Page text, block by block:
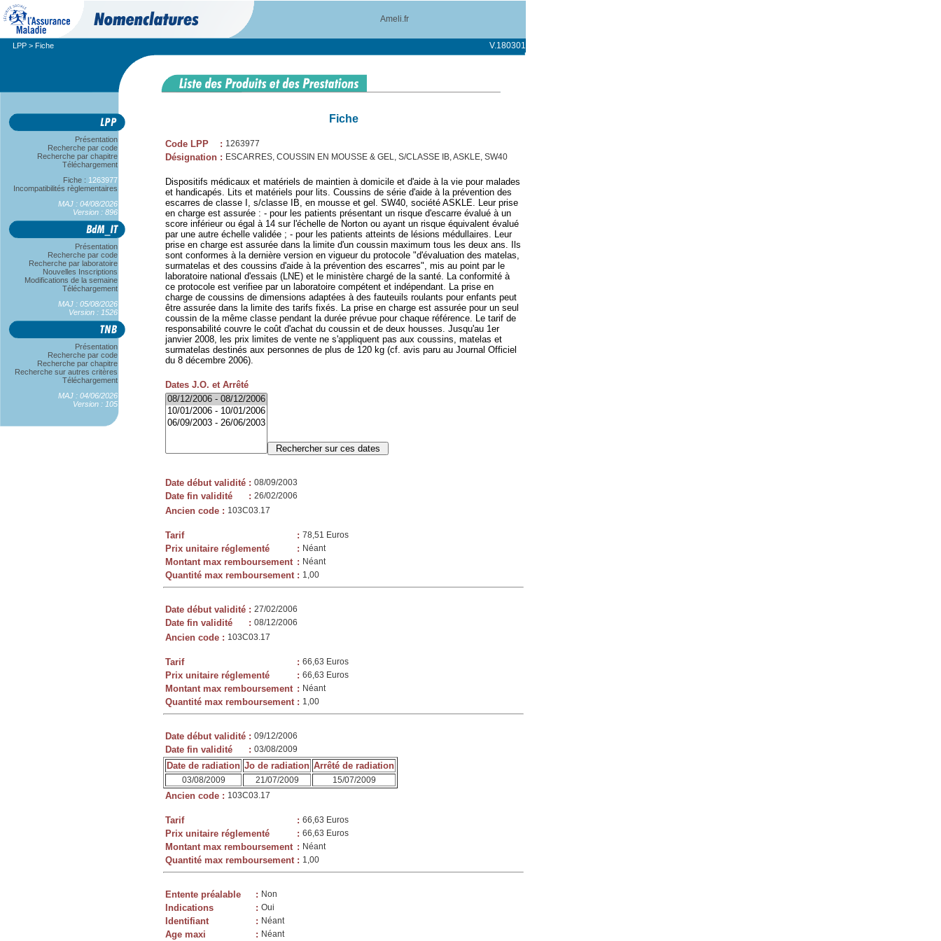
Ameli.fr
LPP > Fiche V.180301
Présentation
Recherche par code
Recherche par chapitre
Téléchargement
Fiche : 1263977
Incompatibilités règlementaires
MAJ : 04/08/2026
Version : 896
Présentation
Recherche par code
Recherche par laboratoire
Nouvelles Inscriptions
Modifications de la semaine
Téléchargement
MAJ : 05/08/2026
Version : 1526
Présentation
Recherche par code
Recherche par chapitre
Recherche sur autres critères
Téléchargement
MAJ : 04/06/2026
Version : 105
Fiche
Code LPP : 1263977
Désignation : ESCARRES, COUSSIN EN MOUSSE & GEL, S/CLASSE IB, ASKLE, SW40
Dispositifs médicaux et matériels de maintien à domicile et d'aide à la vie pour malades
et handicapés. Lits et matériels pour lits. Coussins de série d'aide à la prévention des
escarres de classe I, s/classe IB, en mousse et gel. SW40, société ASKLE. Leur prise
en charge est assurée : - pour les patients présentant un risque d'escarre évalué à un
score inférieur ou égal à 14 sur l'échelle de Norton ou ayant un risque équivalent évalué
par une autre échelle validée ; - pour les patients atteints de lésions médullaires. Leur
prise en charge est assurée dans la limite d'un coussin maximum tous les deux ans. Ils
sont conformes à la dernière version en vigueur du protocole "d'évaluation des matelas,
surmatelas et des coussins d'aide à la prévention des escarres", mis au point par le
laboratoire national d'essais (LNE) et le ministère chargé de la santé. La conformité à
ce protocole est verifiee par un laboratoire compétent et indépendant. La prise en
charge de coussins de dimensions adaptées à des fauteuils roulants pour enfants peut
être assurée dans la limite des tarifs fixés. La prise en charge est assurée pour un seul
coussin de la même classe pendant la durée prévue pour chaque référence. Le tarif de
responsabilité couvre le coût d'achat du coussin et de deux housses. Jusqu'au 1er
janvier 2008, les prix limites de vente ne s'appliquent pas aux coussins, matelas et
surmatelas destinés aux personnes de plus de 120 kg (cf. avis paru au Journal Officiel
du 8 décembre 2006).
Dates J.O. et Arrêté
Date début validité : 08/09/2003
Date fin validité : 26/02/2006
Ancien code : 103C03.17
Tarif : 78,51 Euros
Prix unitaire réglementé : Néant
Montant max remboursement : Néant
Quantité max remboursement : 1,00
Date début validité : 27/02/2006
Date fin validité : 08/12/2006
Ancien code : 103C03.17
Tarif : 66,63 Euros
Prix unitaire réglementé : 66,63 Euros
Montant max remboursement : Néant
Quantité max remboursement : 1,00
Date début validité : 09/12/2006
Date fin validité : 03/08/2009
Date de radiation Jo de radiation Arrêté de radiation
03/08/2009 21/07/2009 15/07/2009
Ancien code : 103C03.17
Tarif : 66,63 Euros
Prix unitaire réglementé : 66,63 Euros
Montant max remboursement : Néant
Quantité max remboursement : 1,00
Entente préalable : Non
Indications : Oui
Identifiant : Néant
Age maxi : Néant